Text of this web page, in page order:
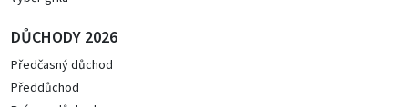
DŮCHODY 2026
Předčasný důchod
Předdůchod